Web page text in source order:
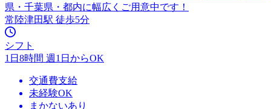
県・千葉県・都内に幅広くご用意中です！
常陸津田駅 徒歩5分
シフト
1日8時間 週1日からOK
交通費支給
未経験OK
まかないあり